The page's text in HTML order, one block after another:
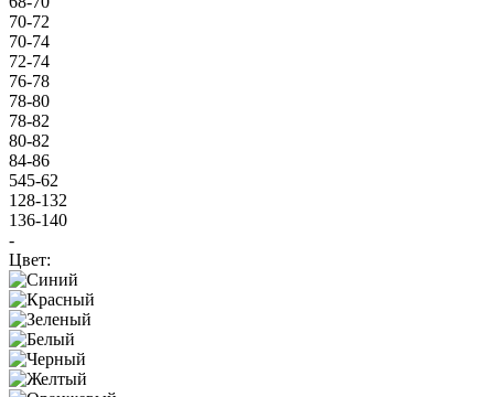
70-72
70-74
72-74
76-78
78-80
78-82
80-82
84-86
545-62
128-132
136-140
-
Цвет: